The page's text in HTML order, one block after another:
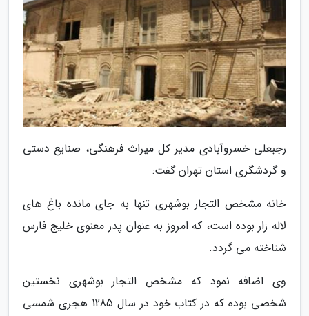
رجبعلی خسروآبادی مدیر کل میراث فرهنگی، صنایع دستی
و گردشگری استان تهران گفت:
خانه مشخص التجار بوشهری تنها به جای مانده باغ های
لاله زار بوده است، که امروز به عنوان پدر معنوی خلیج فارس
شناخته می گردد.
وی اضافه نمود که مشخص التجار بوشهری نخستین
شخصی بوده که در کتاب خود در سال 1285 هجری شمسی